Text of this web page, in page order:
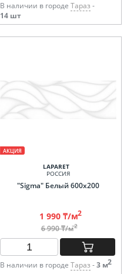
В наличии в городе Тараз -
14 шт
АКЦИЯ
LAPARET
РОССИЯ
"Sigma" Белый 600х200
1 990 ₸/м2
6 990 ₸/м2
В наличии в городе Тараз -3 м2